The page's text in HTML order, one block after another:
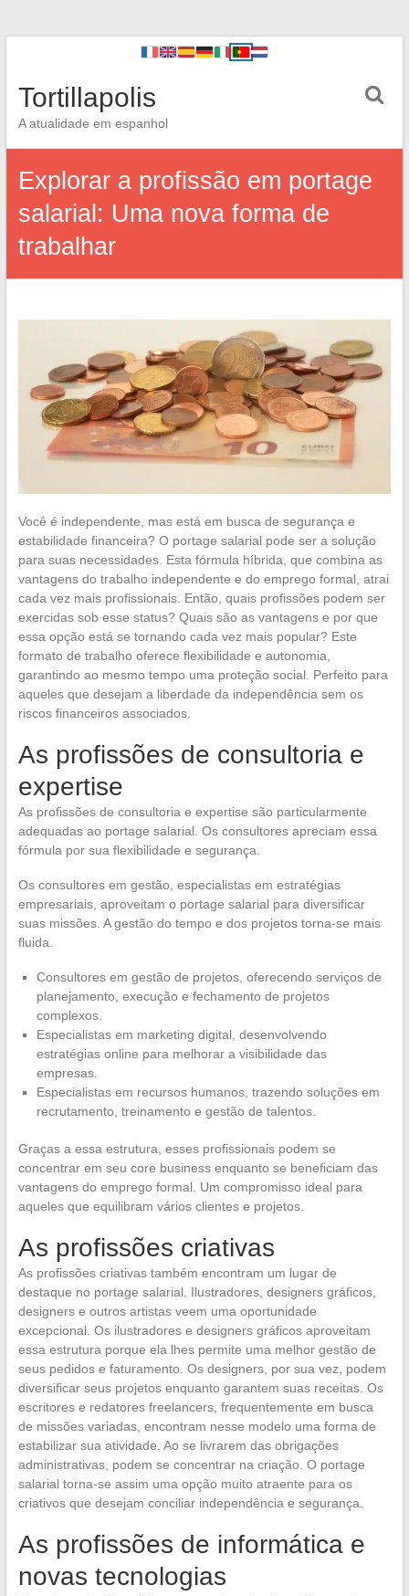
Tortillapolis
A atualidade em espanhol
Explorar a profissão em portage
salarial: Uma nova forma de
trabalhar
Você é independente, mas está em busca de segurança e
estabilidade financeira? O portage salarial pode ser a solução
para suas necessidades. Esta fórmula híbrida, que combina as
vantagens do trabalho independente e do emprego formal, atrai
cada vez mais profissionais. Então, quais profissões podem ser
exercidas sob esse status? Quais são as vantagens e por que
essa opção está se tornando cada vez mais popular? Este
formato de trabalho oferece flexibilidade e autonomia,
garantindo ao mesmo tempo uma proteção social. Perfeito para
aqueles que desejam a liberdade da independência sem os
riscos financeiros associados.
As profissões de consultoria e
expertise
As profissões de consultoria e expertise são particularmente
adequadas ao portage salarial. Os consultores apreciam essa
fórmula por sua flexibilidade e segurança.
Os consultores em gestão, especialistas em estratégias
empresariais, aproveitam o portage salarial para diversificar
suas missões. A gestão do tempo e dos projetos torna-se mais
fluida.
Consultores em gestão de projetos, oferecendo serviços de
planejamento, execução e fechamento de projetos
complexos.
Especialistas em marketing digital, desenvolvendo
estratégias online para melhorar a visibilidade das
empresas.
Especialistas em recursos humanos, trazendo soluções em
recrutamento, treinamento e gestão de talentos.
Graças a essa estrutura, esses profissionais podem se
concentrar em seu core business enquanto se beneficiam das
vantagens do emprego formal. Um compromisso ideal para
aqueles que equilibram vários clientes e projetos.
As profissões criativas
As profissões criativas também encontram um lugar de
destaque no portage salarial. Ilustradores, designers gráficos,
designers e outros artistas veem uma oportunidade
excepcional. Os ilustradores e designers gráficos aproveitam
essa estrutura porque ela lhes permite uma melhor gestão de
seus pedidos e faturamento. Os designers, por sua vez, podem
diversificar seus projetos enquanto garantem suas receitas. Os
escritores e redatores freelancers, frequentemente em busca
de missões variadas, encontram nesse modelo uma forma de
estabilizar sua atividade. Ao se livrarem das obrigações
administrativas, podem se concentrar na criação. O portage
salarial torna-se assim uma opção muito atraente para os
criativos que desejam conciliar independência e segurança.
As profissões de informática e
novas tecnologias